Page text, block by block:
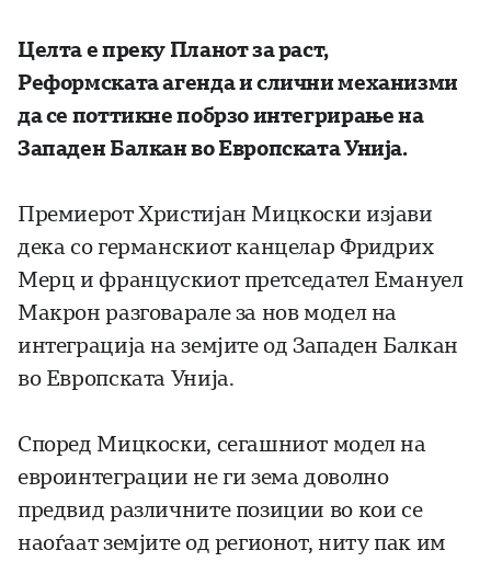
Целта е преку Планот за раст,
Реформската агенда и слични механизми
да се поттикне побрзо интегрирање на
Западен Балкан во Европската Унија.
Премиерот Христијан Мицкоски изјави
дека со германскиот канцелар Фридрих
Мерц и францускиот претседател Емануел
Макрон разговарале за нов модел на
интеграција на земјите од Западен Балкан
во Европската Унија.
Според Мицкоски, сегашниот модел на
евроинтеграции не ги зема доволно
предвид различните позиции во кои се
наоѓаат земјите од регионот, ниту пак им